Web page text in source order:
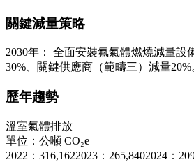
關鍵減量策略
2030年： 全面安裝氟氣體燃燒減量
30%、關鍵供應商（範疇三）減量20%
歷年趨勢
溫室氣體排放
單位：公噸 CO₂e
2022：316,1622023：265,8402024：